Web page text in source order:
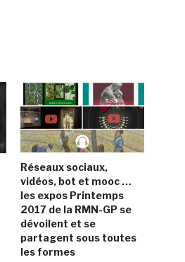
Réseaux sociaux,
vidéos, bot et mooc …
les expos Printemps
2017 de la RMN-GP se
dévoilent et se
partagent sous toutes
les formes